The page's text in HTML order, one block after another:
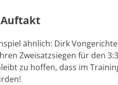
Auftakt
ähnlich: Dirk
Zweisatzsiegen für den
zu hoffen, dass im